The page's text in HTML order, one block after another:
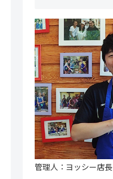
管理人：ヨッシー店長